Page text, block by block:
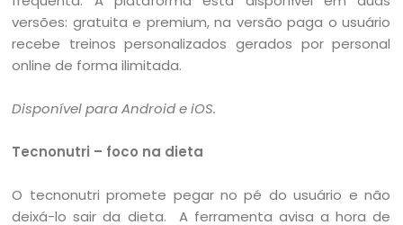
versões: gratuita e premium, na versão paga o usuário
recebe treinos personalizados gerados por personal
online de forma ilimitada.
Disponível para Android e iOS.
Tecnonutri – foco na dieta
O tecnonutri promete pegar no pé do usuário e não
deixá-lo sair da dieta. A ferramenta avisa a hora de